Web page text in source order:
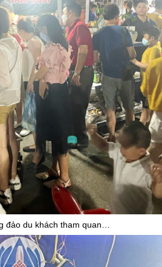
đảo du khách tham quan…